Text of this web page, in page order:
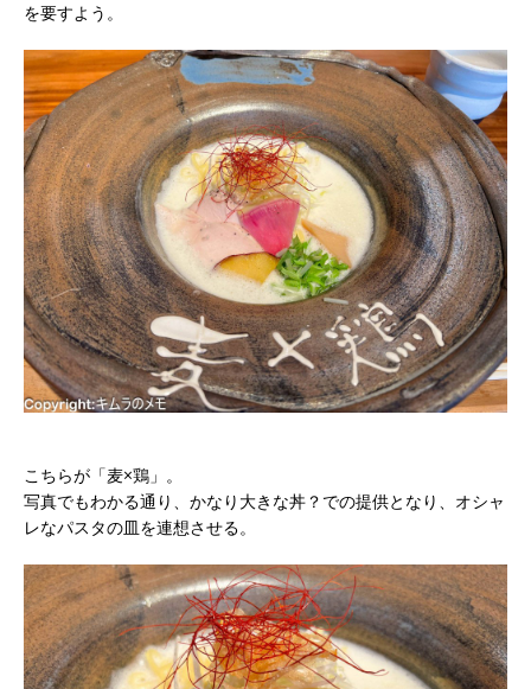
を要すよう。
こちらが「麦×鶏」。
写真でもわかる通り、かなり大きな丼？での提供となり、オシャ
レなパスタの皿を連想させる。